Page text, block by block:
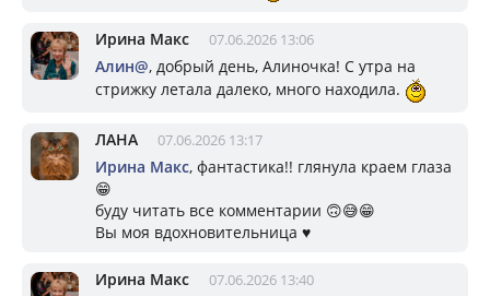
Ирина Макс 07.06.2026 13:06
Алин@, добрый день, Алиночка! С утра на
стрижку летала далеко, много находила.
ЛАНА 07.06.2026 13:17
Ирина Макс, фантастика!! глянула краем глаза
😁
буду читать все комментарии 🙃😅😁
Вы моя вдохновительница ♥️
Ирина Макс 07.06.2026 13:40